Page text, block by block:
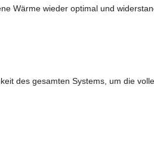
Wärme wieder optimal und
des gesamten Systems, um die